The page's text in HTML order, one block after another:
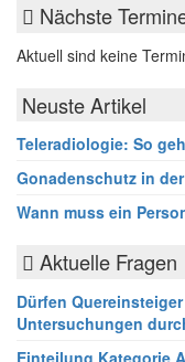
Nächste
Aktuell sind keine
Neuste Artikel
Teleradiologie: So
Gonadenschutz in
Wann muss ein
Aktuelle Fragen
Dürfen
Untersuchungen
Einteilung Kategorie